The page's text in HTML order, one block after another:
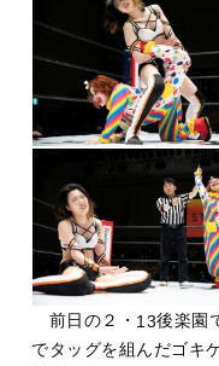
前日の２・ 13後楽園
でタッグを組んだゴキ